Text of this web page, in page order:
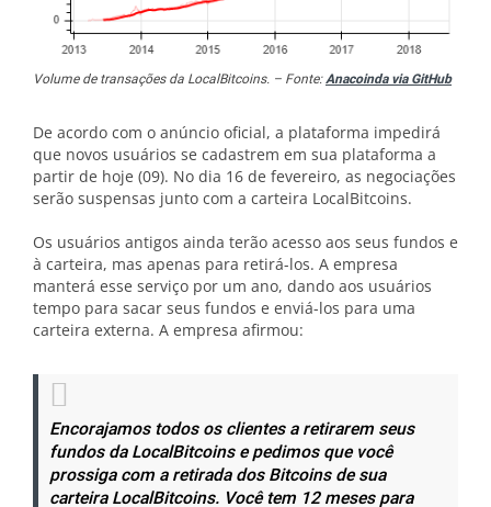
Volume de transações da LocalBitcoins. – Fonte:Anacoinda via GitHub
De acordo com o anúncio oficial, a plataforma impedirá
que novos usuários se cadastrem em sua plataforma a
partir de hoje (09). No dia 16 de fevereiro, as negociações
serão suspensas junto com a carteira LocalBitcoins.
Os usuários antigos ainda terão acesso aos seus fundos e
à carteira, mas apenas para retirá-los. A empresa
manterá esse serviço por um ano, dando aos usuários
tempo para sacar seus fundos e enviá-los para uma
carteira externa. A empresa afirmou:
Encorajamos todos os clientes a retirarem seus
fundos da LocalBitcoins e pedimos que você
prossiga com a retirada dos Bitcoins de sua
carteira LocalBitcoins. Você tem 12 meses para